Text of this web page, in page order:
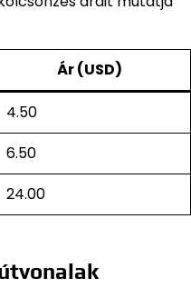
Ár (USD)
4.50
6.50
24.00